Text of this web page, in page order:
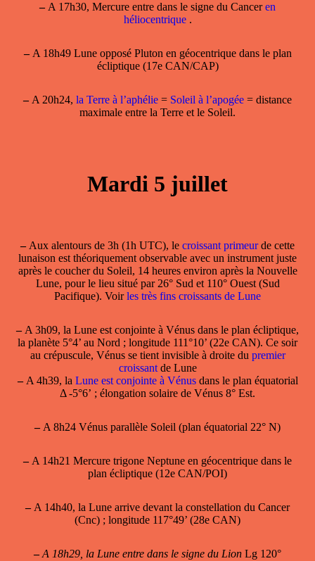
–A 17h30, Mercure entre dans le signe du Canceren
héliocentrique .
–A 18h49 Lune opposé Pluton en géocentrique dans le plan
écliptique (17e CAN/CAP)
–A 20h24, la Terre à l’aphélie = Soleil à l’apogée = distance
maximale entre la Terre et le Soleil.
Mardi 5 juillet
–Aux alentours de 3h (1h UTC), le croissant primeurde cette
lunaison est théoriquement observable avec un instrument juste
après le coucher du Soleil, 14 heures environ après la Nouvelle
Lune, pour le lieu situé par 26° Sud et 110° Ouest (Sud
Pacifique). Voirles très fins croissants de Lune
–A 3h09, la Lune est conjointe à Vénus dans le plan écliptique,
la planète 5°4’ au Nord ; longitude 111°10’ (22e CAN). Ce soir
au crépuscule, Vénus se tient invisible à droite du premier
croissantde Lune
–A 4h39, la Lune est conjointe à Vénusdans le plan équatorial
Δ -5°6’ ; élongation solaire de Vénus 8° Est.
–A 8h24 Vénus parallèle Soleil (plan équatorial 22° N)
–A 14h21 Mercure trigone Neptune en géocentrique dans le
plan écliptique (12e CAN/POI)
–A 14h40, la Lune arrive devant la constellation du Cancer
(Cnc) ; longitude 117°49’ (28e CAN)
– A 18h29, la Lune entre dans le signe du Lion Lg 120°